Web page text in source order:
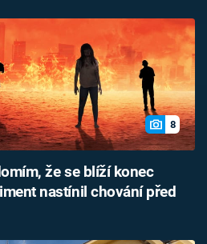
8
že se blíží konec
nastínil chování před